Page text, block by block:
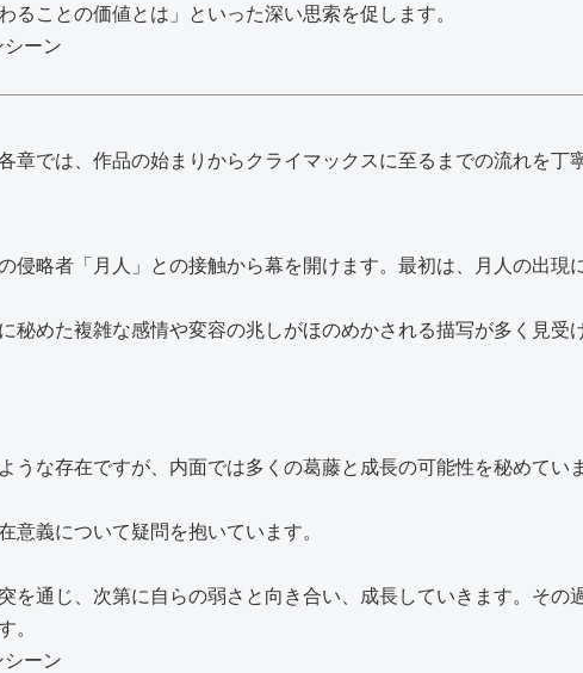
ことの価値とは」といった深い思索を促します。
章では、作品の始まりからクライマックスに至るまでの流れを丁
略者「月人」との接触から幕を開けます。最初は、月人の出現
秘めた複雑な感情や変容の兆しがほのめかされる描写が多く見受
な存在ですが、内面では多くの葛藤と成長の可能性を秘めていま
義について疑問を抱いています。
通じ、次第に自らの弱さと向き合い、成長していきます。その
。